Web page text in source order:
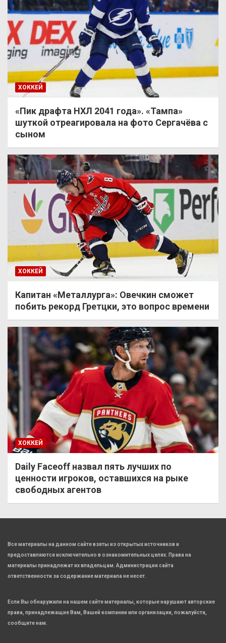
ХОККЕЙ
«Пик драфта НХЛ 2041 года». «Тампа»
шуткой отреагировала на фото Сергачёва с
сыном
ХОККЕЙ
Капитан «Металлурга»: Овечкин сможет
побить рекорд Гретцки, это вопрос времени
ХОККЕЙ
Daily Faceoff назвал пять лучших по
ценности игроков, оставшихся на рыке
свободных агентов
Все материалы на данном сайте взяты из открытых источников и
предоставляются исключительно в ознакомительных целях. Права на
материалы принадлежат их владельцам. Администрация сайта
ответственности за содержание материала не несет.
Если Вы обнаружили на нашем сайте материалы, которые нарушают авторские
права, принадлежащие Вам, Вашей компании или организации, пожалуйста,
сообщите нам.